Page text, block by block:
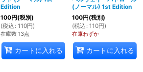
Edition
100円(税別)
(税込 : 110円)
在庫数 13点
カートに入れる
(ノーマル) 1st Edition
100円(税別)
(税込 : 110円)
在庫わずか
カートに入れる